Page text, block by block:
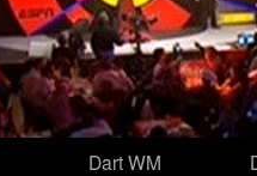
Dart WM